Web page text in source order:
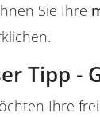
Sie Ihre
Tipp -
Ihre